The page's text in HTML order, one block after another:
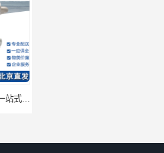
装修五金材料供应批发 一站式供应